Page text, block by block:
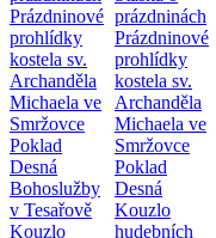
Prázdninové
prohlídky
kostela sv.
Archanděla
Michaela ve
Smržovce
Poklad
Desná
Bohoslužby
v Tesařově
Kouzlo
prázdninách
Prázdninové
prohlídky
kostela sv.
Archanděla
Michaela ve
Smržovce
Poklad
Desná
Kouzlo
hudebních